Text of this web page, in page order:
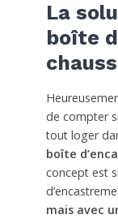
La
boîte
de compter
tout loger
boîte
concept est
mais avec